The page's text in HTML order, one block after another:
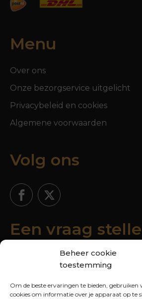
Beheer cookie
toestemming
Om de beste ervaringen te bieden, gebruiken
cookies om informatie over je apparaat op te
Menu
Over ons
Onze bezorgservice uitgelicht
Privacybeleid en cookies
Algemene voorwaarden
Volg ons
Een vraag